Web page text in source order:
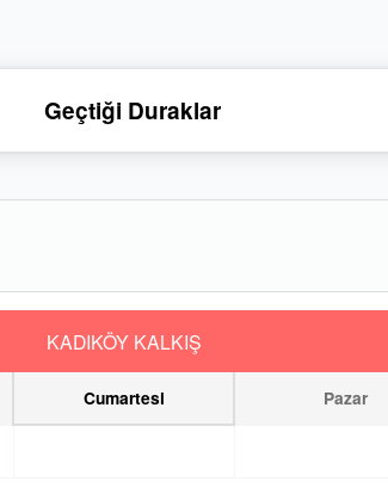
Geçtiği Duraklar
KADIKÖY KALKIŞ
Cumartesi Pazar